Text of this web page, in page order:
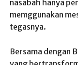
nasabah hanya
memggunakan
tegasnya.
Bersama dengan